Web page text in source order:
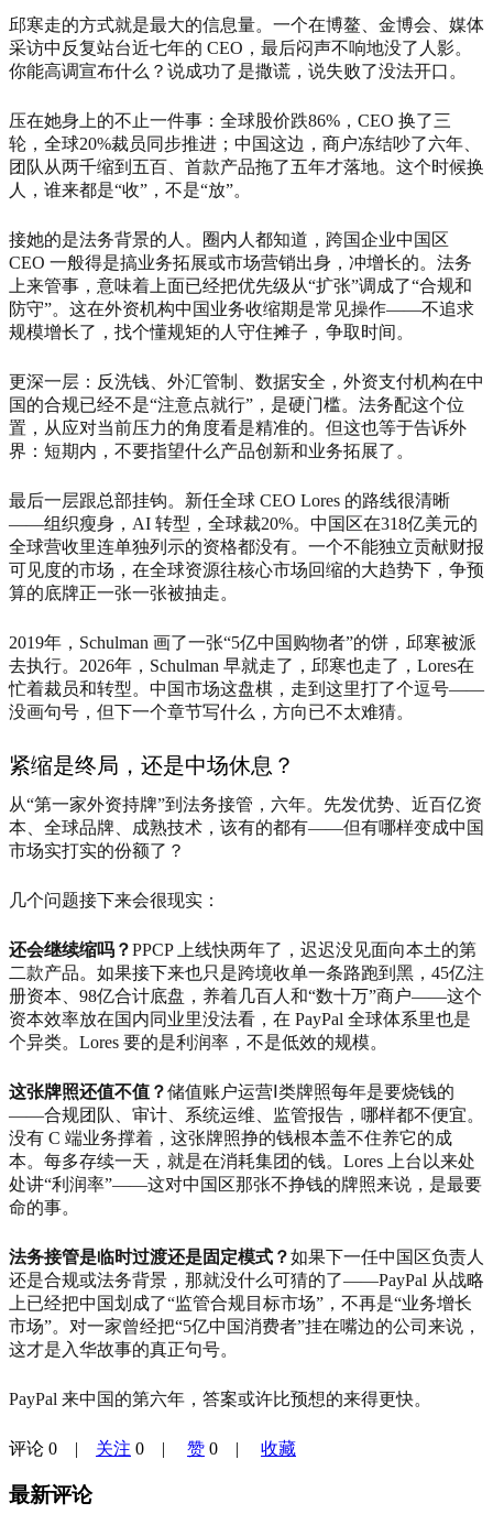
邱寒走的方式就是最大的信息量。一个在博鳌、金博会、媒体
采访中反复站台近七年的 CEO，最后闷声不响地没了人影。
你能高调宣布什么？说成功了是撒谎，说失败了没法开口。
压在她身上的不止一件事：全球股价跌86%，CEO 换了三
轮，全球20%裁员同步推进；中国这边，商户冻结吵了六年、
团队从两千缩到五百、首款产品拖了五年才落地。这个时候换
人，谁来都是“收”，不是“放”。
接她的是法务背景的人。圈内人都知道，跨国企业中国区
CEO 一般得是搞业务拓展或市场营销出身，冲增长的。法务
上来管事，意味着上面已经把优先级从“扩张”调成了“合规和
防守”。这在外资机构中国业务收缩期是常见操作——不追求
规模增长了，找个懂规矩的人守住摊子，争取时间。
更深一层：反洗钱、外汇管制、数据安全，外资支付机构在中
国的合规已经不是“注意点就行”，是硬门槛。法务配这个位
置，从应对当前压力的角度看是精准的。但这也等于告诉外
界：短期内，不要指望什么产品创新和业务拓展了。
最后一层跟总部挂钩。新任全球 CEO Lores 的路线很清晰
——组织瘦身，AI 转型，全球裁20%。中国区在318亿美元的
全球营收里连单独列示的资格都没有。一个不能独立贡献财报
可见度的市场，在全球资源往核心市场回缩的大趋势下，争预
算的底牌正一张一张被抽走。
2019年，Schulman 画了一张“5亿中国购物者”的饼，邱寒被派
去执行。2026年，Schulman 早就走了，邱寒也走了，Lores在
忙着裁员和转型。中国市场这盘棋，走到这里打了个逗号——
没画句号，但下一个章节写什么，方向已不太难猜。
紧缩是终局，还是中场休息？
从“第一家外资持牌”到法务接管，六年。先发优势、近百亿资
本、全球品牌、成熟技术，该有的都有——但有哪样变成中国
市场实打实的份额了？
几个问题接下来会很现实：
还会继续缩吗？PPCP 上线快两年了，迟迟没见面向本土的第
二款产品。如果接下来也只是跨境收单一条路跑到黑，45亿注
册资本、98亿合计底盘，养着几百人和“数十万”商户——这个
资本效率放在国内同业里没法看，在 PayPal 全球体系里也是
个异类。Lores 要的是利润率，不是低效的规模。
这张牌照还值不值？储值账户运营Ⅰ类牌照每年是要烧钱的
——合规团队、审计、系统运维、监管报告，哪样都不便宜。
没有 C 端业务撑着，这张牌照挣的钱根本盖不住养它的成
本。每多存续一天，就是在消耗集团的钱。Lores 上台以来处
处讲“利润率”——这对中国区那张不挣钱的牌照来说，是最要
命的事。
法务接管是临时过渡还是固定模式？如果下一任中国区负责人
还是合规或法务背景，那就没什么可猜的了——PayPal 从战略
上已经把中国划成了“监管合规目标市场”，不再是“业务增长
市场”。对一家曾经把“5亿中国消费者”挂在嘴边的公司来说，
这才是入华故事的真正句号。
PayPal 来中国的第六年，答案或许比预想的来得更快。
评论 0 | 关注 0 | 赞 0 | 收藏
最新评论